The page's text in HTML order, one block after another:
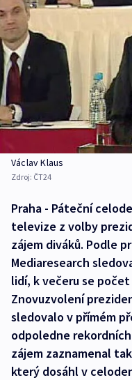
Václav Klaus
Zdroj: ČT24
Praha - Páteční
televize z volby
zájem diváků. Podle
Mediaresearch
lidí, k večeru se
Znovuzvolení
sledovalo v přímém
odpoledne rekordních
zájem zaznamenal
který dosáhl v